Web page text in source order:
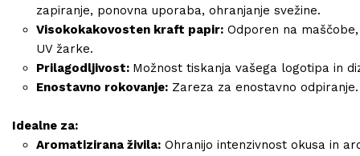
zapiranje, ponovna uporaba, ohranjanje svežine.
Visokokakovosten kraft papir: Odporen na
UV žarke.
Prilagodljivost: Možnost tiskanja vašega logotipa in
Enostavno rokovanje: Zareza za enostavno odpiranje.
Idealne za:
Aromatizirana živila: Ohranijo intenzivnost okusa in